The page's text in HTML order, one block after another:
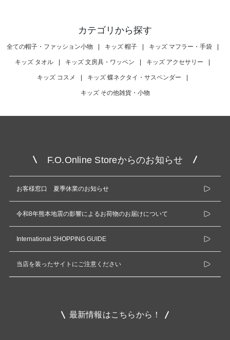
カテゴリから探す
全ての帽子・ファッション小物 | キッズ 帽子 | キッズ マフラー・手袋 |
キッズ タオル | キッズ 文房具・ワッペン | キッズ アクセサリー |
キッズ コスメ | キッズ 蝶ネクタイ・サスペンダー |
キッズ その他雑貨・小物
F.O.Online Storeからのお知らせ
お客様窓口 夏季休業のお知らせ
令和8年熊本地震の影響によるお荷物のお届けについて
International SHOPPING GUIDE
当店を装ったサイトにご注意ください
最新情報はこちらから！